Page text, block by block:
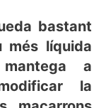
bastant
més líquida
a
la